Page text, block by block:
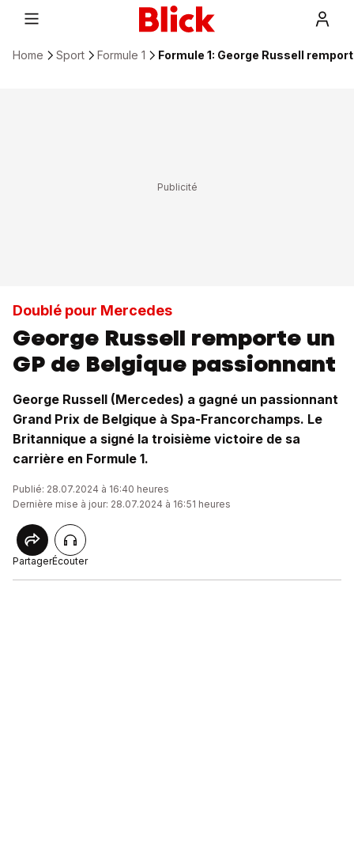
Home Sport Formule 1 Formule 1: George Russell
Doublé pour Mercedes
George Russell remporte un
GP de Belgique passionnant
George Russell (Mercedes) a gagné un passionnant
Grand Prix de Belgique à Spa-Francorchamps. Le
Britannique a signé la troisième victoire de sa
carrière en Formule 1.
Publié: 28.07.2024 à 16:40 heures
Dernière mise à jour: 28.07.2024 à 16:51 heures
PartagerÉcouter